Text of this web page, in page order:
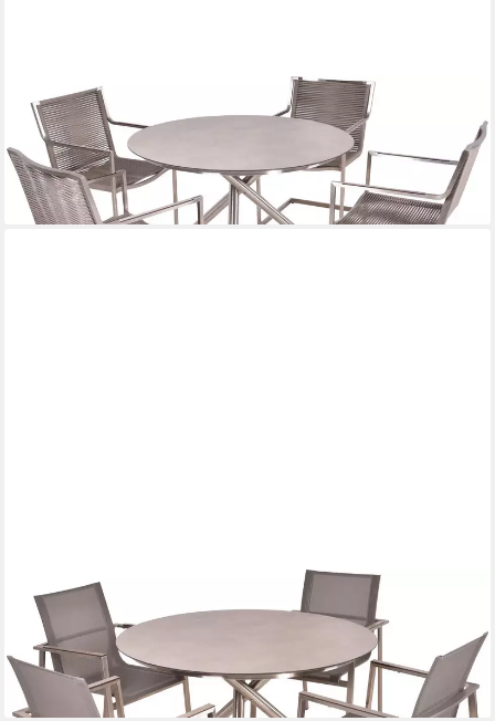
GARDEN PLEASURE
Garten-Essgruppe SIENNA, (5-tlg)
1.209,00 € UVP1.619,75 €
-25%
lieferbar in 2 Wochen
GARDEN PLEASURE
Garten-Essgruppe SIENNA, (5-tlg)
999,00 €
UVP
-14%
lieferbar in 2 Wochen